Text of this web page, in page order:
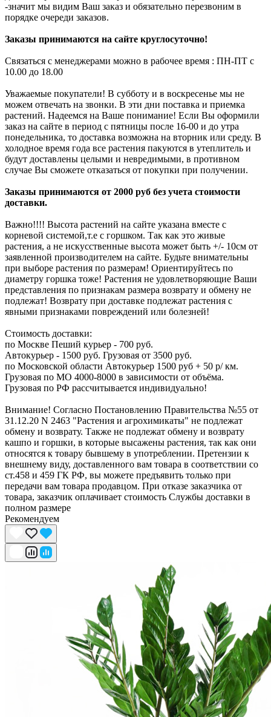
-значит мы видим Ваш заказ и обязательно перезвоним в
порядке очереди заказов.
Заказы принимаются на сайте круглосуточно!
Связаться с менеджерами можно в рабочее время : ПН-ПТ с
10.00 до 18.00
Уважаемые покупатели! В субботу и в воскресенье мы не
можем отвечать на звонки. В эти дни поставка и приемка
растений. Надеемся на Ваше понимание! Если Вы оформили
заказ на сайте в период с пятницы после 16-00 и до утра
понедельника, то доставка возможна на вторник или среду. В
холодное время года все растения пакуются в утеплитель и
будут доставлены целыми и невредимыми, в противном
случае Вы сможете отказаться от покупки при получении.
Заказы принимаются от 2000 руб без учета стоимости
доставки.
Важно!!!! Высота растений на сайте указана вместе с
корневой системой,т.е с горшком. Так как это живые
растения, а не искусственные высота может быть +/- 10см от
заявленной производителем на сайте. Будьте внимательны
при выборе растения по размерам! Ориентируйтесь по
диаметру горшка тоже! Растения не удовлетворяющие Ваши
представления по признакам размера возврату и обмену не
подлежат! Возврату при доставке подлежат растения с
явными признаками повреждений или болезней!
Стоимость доставки:
по Москве Пеший курьер - 700 руб.
Автокурьер - 1500 руб. Грузовая от 3500 руб.
по Московской области Автокурьер 1500 руб + 50 р/ км.
Грузовая по МО 4000-8000 в зависимости от объёма.
Грузовая по РФ рассчитывается индивидуально!
Внимание! Согласно Постановлению Правительства №55 от
31.12.20 N 2463 "Растения и агрохимикаты" не подлежат
обмену и возврату. Также не подлежат обмену и возврату
кашпо и горшки, в которые высажены растения, так как они
относятся к товару бывшему в употреблении. Претензии к
внешнему виду, доставленного вам товара в соответствии со
ст.458 и 459 ГК РФ, вы можете предъявить только при
передачи вам товара продавцом. При отказе заказчика от
товара, заказчик оплачивает стоимость Службы доставки в
полном размере
Рекомендуем